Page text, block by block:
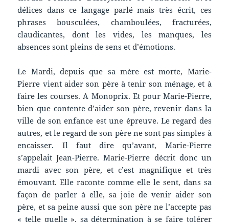
délices dans ce langage parlé mais très écrit, ces
phrases bousculées, chamboulées, fracturées,
claudicantes, dont les vides, les manques, les
absences sont pleins de sens et d’émotions.
Le Mardi, depuis que sa mère est morte, Marie-
Pierre vient aider son père à tenir son ménage, et à
faire les courses. A Monoprix. Et pour Marie-Pierre,
bien que contente d’aider son père, revenir dans la
ville de son enfance est une épreuve. Le regard des
autres, et le regard de son père ne sont pas simples à
encaisser. Il faut dire qu’avant, Marie-Pierre
s’appelait Jean-Pierre. Marie-Pierre décrit donc un
mardi avec son père, et c’est magnifique et très
émouvant. Elle raconte comme elle le sent, dans sa
façon de parler à elle, sa joie de venir aider son
père, et sa peine aussi que son père ne l’accepte pas
« telle quelle », sa détermination à se faire tolérer